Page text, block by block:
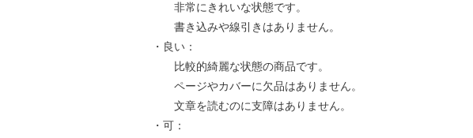
非常にきれいな状態です。
書き込みや線引きはありません。
・良い：
比較的綺麗な状態の商品です。
ページやカバーに欠品はありません。
文章を読むのに支障はありません。
・可：